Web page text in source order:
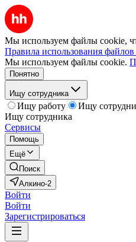
Мы используем файлы cookie,
Правила использования
Мы используем файлы cookie.
Понятно
Ищу сотрудника
Ищу работу
Ищу
Ищу сотрудника
Сервисы
Помощь
Ещё
Поиск
Алкино-2
Войти
Войти
Зарегистрироваться